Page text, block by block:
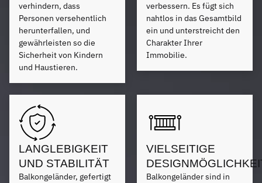
verhindern, dass
Personen versehentlich
herunterfallen, und
gewährleisten so die
Sicherheit von Kindern
und Haustieren.
verbessern. Es fügt sich
nahtlos in das Gesamtbild
ein und unterstreicht den
Charakter Ihrer
Immobilie.
LANGLEBIGKEIT
UND STABILITÄT
Balkongeländer, gefertigt
VIELSEITIGE
Balkongeländer sind in